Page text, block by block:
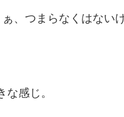
、つまらなくはない
感じ。